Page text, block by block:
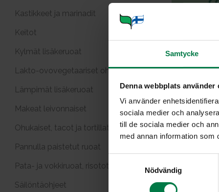
Samtycke
Denna webbplats använder
Vi använder
sociala medier och
till de sociala medier och
med annan information som
a
Nödvändig
Kastikkeet ja marinadit
Keitot
Kylmät lisäkeruoat
Lakto-ovovegetaariset ohjeet
Lämpimät lisäkeruoat
Makeat leivonnaiset
Ohukaiset, tacot ja tortillat
Pannulla paistetut ruoat
Pata- ja vokkiruoat, risotot
Säilöntäohjeet